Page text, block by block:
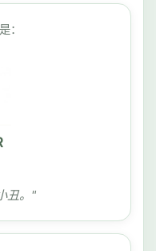
：
丑。"